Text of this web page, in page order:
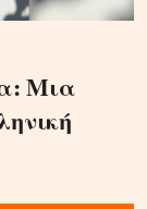
Μια